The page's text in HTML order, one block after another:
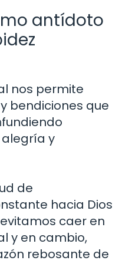
antídoto
nos permite
bendiciones que
y
de
hacia Dios
caer en
y en cambio,
rebosante de